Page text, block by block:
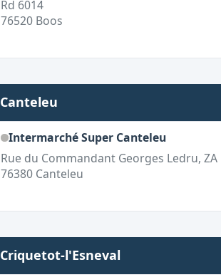
Rd 6014
76520 Boos
Canteleu
Intermarché Super Canteleu
Rue du Commandant Georges Ledru,
76380 Canteleu
Criquetot-l'Esneval